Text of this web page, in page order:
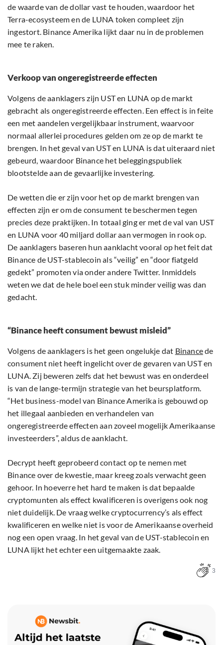
de waarde van de dollar vast te houden, waardoor het
Terra-ecosysteem en de LUNA token compleet zijn
ingestort. Binance Amerika lijkt daar nu in de problemen
mee te raken.
Verkoop van ongeregistreerde effecten
Volgens de aanklagers zijn UST en LUNA op de markt
gebracht als ongeregistreerde effecten. Een effect is in feite
een met aandelen vergelijkbaar instrument, waarvoor
normaal allerlei procedures gelden om ze op de markt te
brengen. In het geval van UST en LUNA is dat uiteraard niet
gebeurd, waardoor Binance het beleggingspubliek
blootstelde aan de gevaarlijke investering.
De wetten die er zijn voor het op de markt brengen van
effecten zijn er om de consument te beschermen tegen
precies deze praktijken. In totaal ging er met de val van UST
en LUNA voor 40 miljard dollar aan vermogen in rook op.
De aanklagers baseren hun aanklacht vooral op het feit dat
Binance de UST-stablecoin als “veilig” en “door fiatgeld
gedekt” promoten via onder andere Twitter. Inmiddels
weten we dat de hele boel een stuk minder veilig was dan
gedacht.
“Binance heeft consument bewust misleid”
Volgens de aanklagers is het geen ongelukje dat Binancede
consument niet heeft ingelicht over de gevaren van UST en
LUNA. Zij beweren zelfs dat het bewust was en onderdeel
is van de lange-termijn strategie van het beursplatform.
“Het business-model van Binance Amerika is gebouwd op
het illegaal aanbieden en verhandelen van
ongeregistreerde effecten aan zoveel mogelijk Amerikaanse
investeerders”, aldus de aanklacht.
Decrypt heeft geprobeerd contact op te nemen met
Binance over de kwestie, maar kreeg zoals verwacht geen
gehoor. In hoeverre het hard te maken is dat bepaalde
cryptomunten als effect kwalificeren is overigens ook nog
niet duidelijk. De vraag welke cryptocurrency’s als effect
kwalificeren en welke niet is voor de Amerikaanse overheid
nog een open vraag. In het geval van de UST-stablecoin en
LUNA lijkt het echter een uitgemaakte zaak.
3